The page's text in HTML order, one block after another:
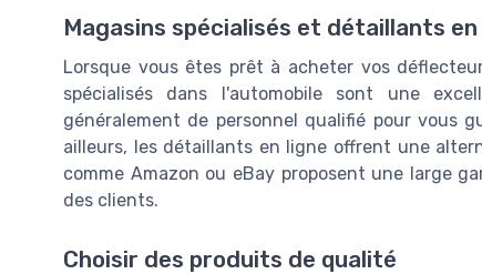
Magasins spécialisés et détaillants en
Lorsque vous êtes prêt à acheter vos
spécialisés dans l'automobile sont une
généralement de personnel qualifié pour vous
ailleurs, les détaillants en ligne offrent une
comme Amazon ou eBay proposent une large
des clients.
Choisir des produits de qualité